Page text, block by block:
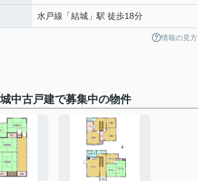
水戸線 「結城 」駅 徒歩18分
情報の見方
中古戸建で募集中の物件